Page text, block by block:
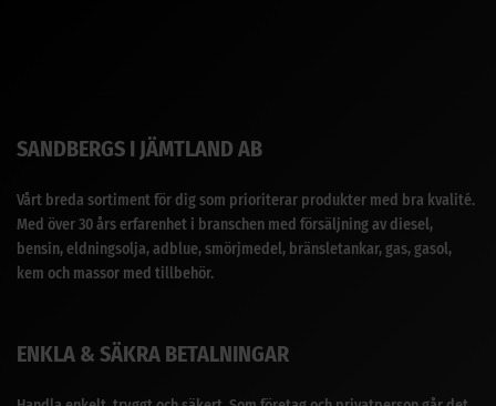
SANDBERGS I JÄMTLAND AB
Vårt breda sortiment för dig som prioriterar produkter med bra kvalité.
Med över 30 års erfarenhet i branschen med försäljning av diesel,
bensin, eldningsolja, adblue, smörjmedel, bränsletankar, gas, gasol,
kem och massor med tillbehör.
ENKLA & SÄKRA BETALNINGAR